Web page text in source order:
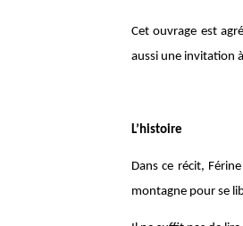
Cet ouvrage est
aussi une invitation
L’histoire
Dans ce récit,
montagne pour se